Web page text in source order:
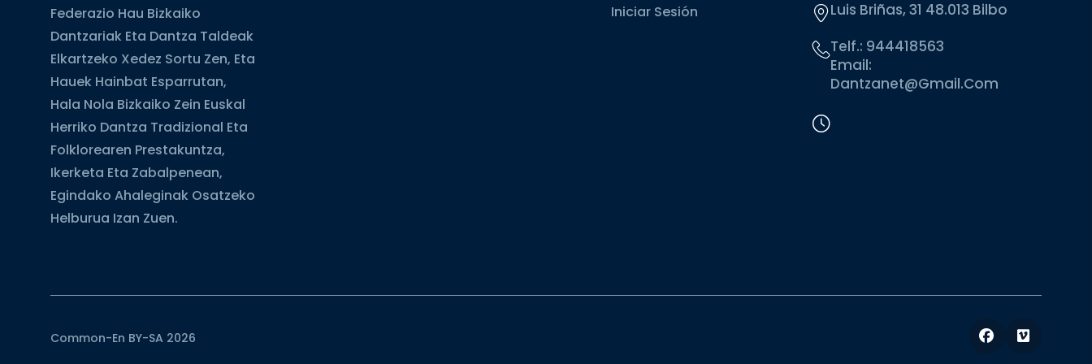
Federazio Hau Bizkaiko
Dantzariak Eta Dantza Taldeak
Elkartzeko Xedez Sortu Zen, Eta
Hauek Hainbat Esparrutan,
Hala Nola Bizkaiko Zein Euskal
Herriko Dantza Tradizional Eta
Folklorearen Prestakuntza,
Ikerketa Eta Zabalpenean,
Egindako Ahaleginak Osatzeko
Helburua Izan Zuen.
Iniciar Sesión
Luis Briñas, 31 48.013 Bilbo
Telf.: 944418563
Email:
Dantzanet@gmail.com
Common-En BY-SA 2026 Facebook
Vimeo